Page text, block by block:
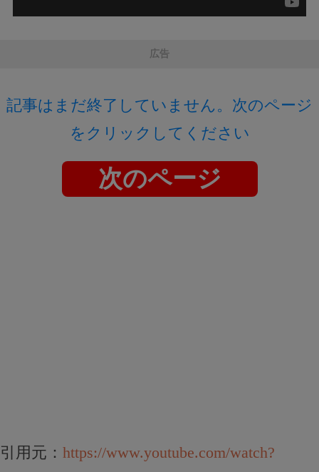
広告
記事はまだ終了していません。次のページ
をクリックしてください
次のページ
引用元： https://www.youtube.com/watch?